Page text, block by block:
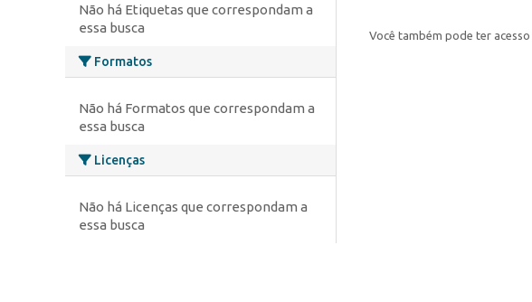
Não há Etiquetas que correspondam a
essa busca
Formatos
Não há Formatos que correspondam a
essa busca
Licenças
Não há Licenças que correspondam a
essa busca
Você também pode ter